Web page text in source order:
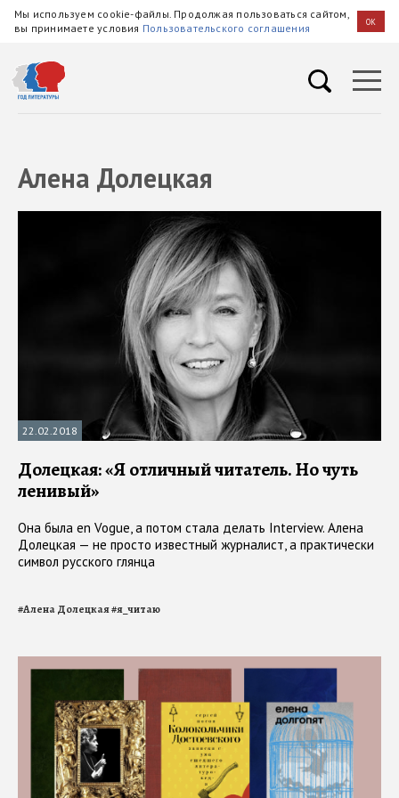
Мы используем cookie-файлы. Продолжая пользоваться сайтом,
вы принимаете условия Пользовательского соглашения OK
Алена Долецкая
22.02.2018
Долецкая: «Я отличный читатель. Но чуть
ленивый»
Она была en Vogue, а потом стала делать Interview. Алена
Долецкая — не просто известный журналист, а практически
символ русского глянца
#Алена Долецкая#я_читаю